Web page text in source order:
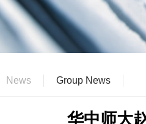
News Group News
华中师大